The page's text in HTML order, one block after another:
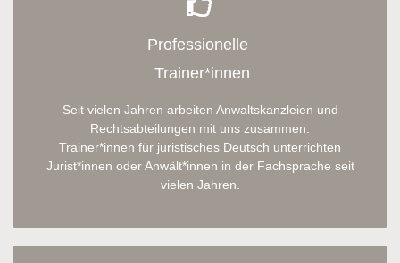
Professionelle
Trainer*innen
Seit vielen Jahren arbeiten Anwaltskanzleien und
Rechtsabteilungen mit uns zusammen.
Trainer*innen für juristisches Deutsch unterrichten
Jurist*innen oder Anwält*innen in der Fachsprache seit
vielen Jahren.